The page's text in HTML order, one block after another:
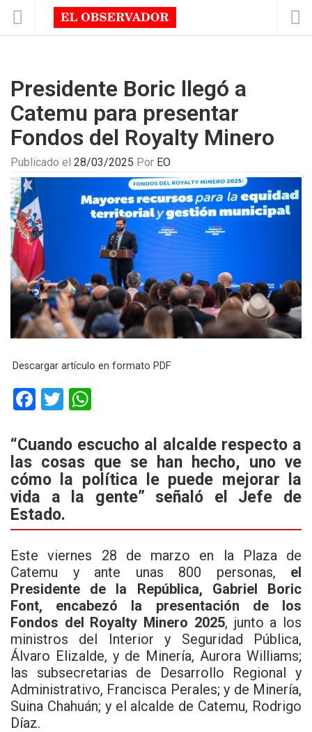
Presidente Boric llegó a
Catemu para presentar
Fondos del Royalty Minero
Publicado el 28/03/2025 Por EO
Descargar artículo en formato PDF
F
ce
b
o
o
k
T
tt
er
at
s
A
p
p
“Cuando escucho al alcalde respecto a
las cosas que se han hecho, uno ve
cómo la política le puede mejorar la
vida a la gente” señaló el Jefe de
Estado.
Este viernes 28 de marzo en la Plaza de
Catemu y ante unas 800 personas, el
Presidente de la República, Gabriel Boric
Font, encabezó la presentación de los
Fondos del Royalty Minero 2025, junto a los
ministros del Interior y Seguridad Pública,
Álvaro Elizalde, y de Minería, Aurora Williams;
las subsecretarias de Desarrollo Regional y
Administrativo, Francisca Perales; y de Minería,
Suina Chahuán; y el alcalde de Catemu, Rodrigo
Díaz.